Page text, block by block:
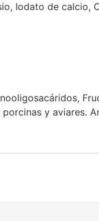
Iodato de calcio,
y aviares.